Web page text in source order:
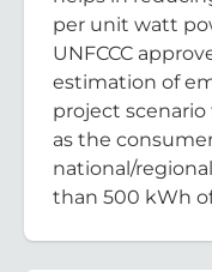
per unit watt
UNFCCC
estimation of
project
as the
national/
than 500 kWh